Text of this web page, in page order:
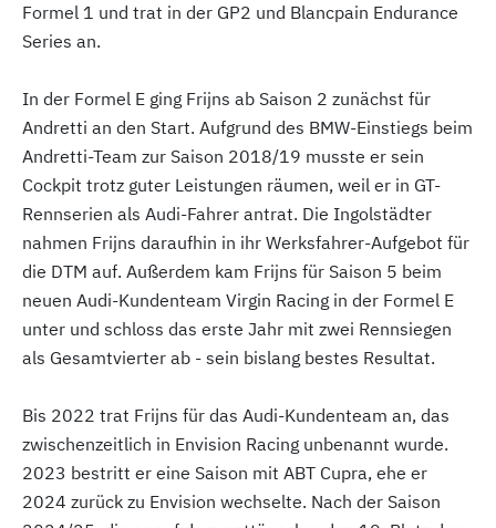
Formel 1 und trat in der GP2 und Blancpain Endurance
Series an.
In der Formel E ging Frijns ab Saison 2 zunächst für
Andretti an den Start. Aufgrund des BMW-Einstiegs beim
Andretti-Team zur Saison 2018/19 musste er sein
Cockpit trotz guter Leistungen räumen, weil er in GT-
Rennserien als Audi-Fahrer antrat. Die Ingolstädter
nahmen Frijns daraufhin in ihr Werksfahrer-Aufgebot für
die DTM auf. Außerdem kam Frijns für Saison 5 beim
neuen Audi-Kundenteam Virgin Racing in der Formel E
unter und schloss das erste Jahr mit zwei Rennsiegen
als Gesamtvierter ab - sein bislang bestes Resultat.
Bis 2022 trat Frijns für das Audi-Kundenteam an, das
zwischenzeitlich in Envision Racing unbenannt wurde.
2023 bestritt er eine Saison mit ABT Cupra, ehe er
2024 zurück zu Envision wechselte. Nach der Saison